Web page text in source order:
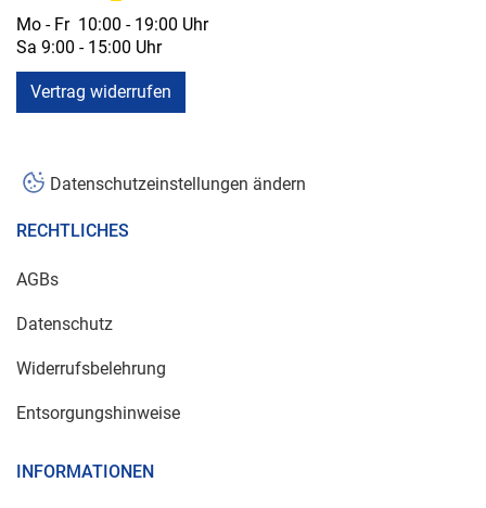
Mo - Fr 10:00 - 19:00 Uhr
Sa 9:00 - 15:00 Uhr
Vertrag widerrufen
Datenschutzeinstellungen ändern
RECHTLICHES
AGBs
Datenschutz
Widerrufsbelehrung
Entsorgungshinweise
INFORMATIONEN